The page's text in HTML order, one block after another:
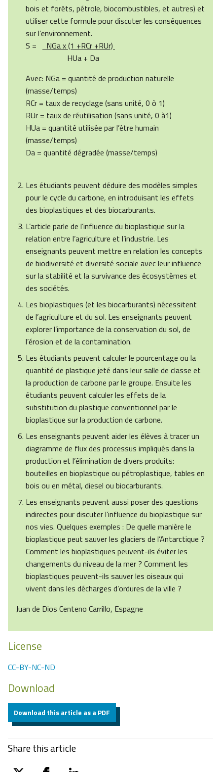
bois et forêts, pétrole, biocombustibles, et autres) et
utiliser cette formule pour discuter les conséquences
sur l’environnement.
S =
NGa x (1 +RCr +RUr)
HUa + Da
Avec: NGa = quantité de production naturelle
(masse/temps)
RCr = taux de recyclage (sans unité, 0 ò 1)
RUr = taux de réutilisation (sans unité, 0 à1)
HUa = quantité utilisée par l’être humain
(masse/temps)
Da = quantité dégradée (masse/temps)
Les étudiants peuvent déduire des modèles simples
pour le cycle du carbone, en introduisant les effets
des bioplastiques et des biocarburants.
L’article parle de l’influence du bioplastique sur la
relation entre l’agriculture et l’industrie. Les
enseignants peuvent mettre en relation les concepts
de biodiversité et diversité sociale avec leur influence
sur la stabilité et la survivance des écosystèmes et
des sociétés.
Les bioplastiques (et les biocarburants) nécessitent
de l’agriculture et du sol. Les enseignants peuvent
explorer l’importance de la conservation du sol, de
l’érosion et de la contamination.
Les étudiants peuvent calculer le pourcentage ou la
quantité de plastique jeté dans leur salle de classe et
la production de carbone par le groupe. Ensuite les
étudiants peuvent calculer les effets de la
substitution du plastique conventionnel par le
bioplastique sur la production de carbone.
Les enseignants peuvent aider les élèves à tracer un
diagramme de flux des processus impliqués dans la
production et l’élimination de divers produits:
bouteilles en bioplastique ou pétroplastique, tables en
bois ou en métal, diesel ou biocarburants.
Les enseignants peuvent aussi poser des questions
indirectes pour discuter l’influence du bioplastique sur
nos vies. Quelques exemples : De quelle manière le
bioplastique peut sauver les glaciers de l’Antarctique ?
Comment les bioplastiques peuvent-ils éviter les
changements du niveau de la mer ? Comment les
bioplastiques peuvent-ils sauver les oiseaux qui
vivent dans les décharges d’ordures de la ville ?
Juan de Dios Centeno Carrillo, Espagne
License
CC-BY-NC-ND
Download
Download this article as a PDF
Share this article